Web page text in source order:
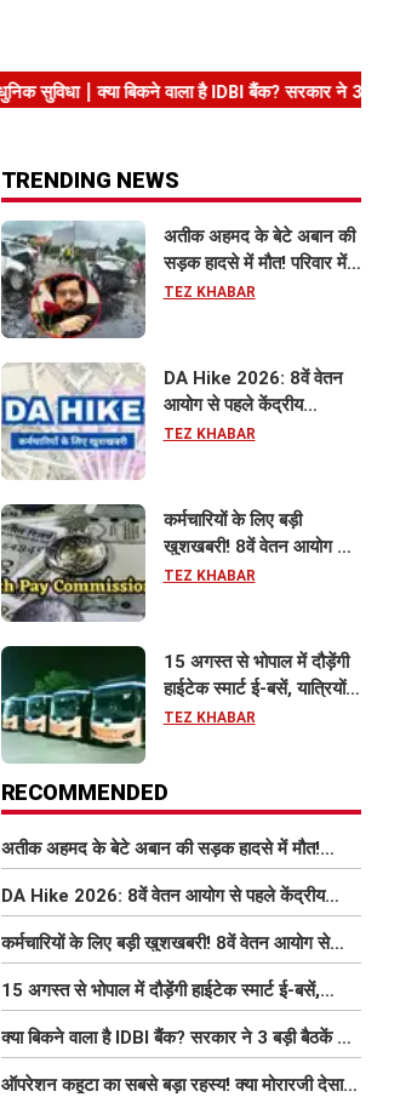
TRENDING NEWS
अतीक अहमद के बेटे अबान की
सड़क हादसे में मौत! परिवार में
मातम, भाई एहजाम ने क्या कहा?
TEZ KHABAR
DA Hike 2026: 8वें वेतन
आयोग से पहले केंद्रीय
कर्मचारियों को बड़ी राहत, महंगाई
TEZ KHABAR
कर्मचारियों के लिए बड़ी
खुशखबरी! 8वें वेतन आयोग से
इतना बढ़ सकता है वेतन
TEZ KHABAR
15 अगस्त से भोपाल में दौड़ेंगी
हाईटेक स्मार्ट ई-बसें, यात्रियों
को मिलेंगी फ्री Wi-Fi समेत
TEZ KHABAR
RECOMMENDED
अतीक अहमद के बेटे अबान की सड़क हादसे में मौत!
परिवार में मातम, भाई एहजाम ने क्या कहा? जानिए पूरा
मामला
DA Hike 2026: 8वें वेतन आयोग से पहले केंद्रीय
कर्मचारियों को बड़ी राहत, महंगाई भत्ता 63% होने की
संभावना
कर्मचारियों के लिए बड़ी खुशखबरी! 8वें वेतन आयोग से
इतना बढ़ सकता है वेतन
15 अगस्त से भोपाल में दौड़ेंगी हाईटेक स्मार्ट ई-बसें,
यात्रियों को मिलेंगी फ्री Wi-Fi समेत आधुनिक सुविधा
क्या बिकने वाला है IDBI बैंक? सरकार ने 3 बड़ी बैठकें कीं,
निजीकरण की डील पर बढ़ी हलचल
ऑपरेशन कहूटा का सबसे बड़ा रहस्य! क्या मोरारजी देसाई